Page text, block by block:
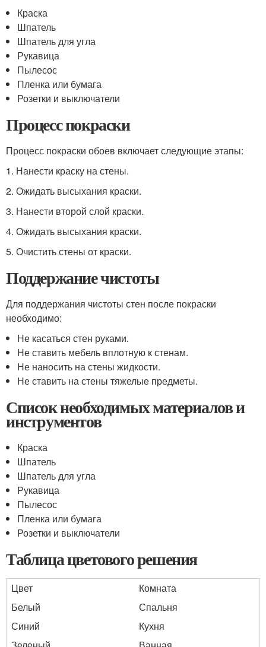
Краска
Шпатель
Шпатель для угла
Рукавица
Пылесос
Пленка или бумага
Розетки и выключатели
Процесс покраски
Процесс покраски обоев включает следующие этапы:
1. Нанести краску на стены.
2. Ожидать высыхания краски.
3. Нанести второй слой краски.
4. Ожидать высыхания краски.
5. Очистить стены от краски.
Поддержание чистоты
Для поддержания чистоты стен после покраски
необходимо:
Не касаться стен руками.
Не ставить мебель вплотную к стенам.
Не наносить на стены жидкости.
Не ставить на стены тяжелые предметы.
Список необходимых материалов и
инструментов
Краска
Шпатель
Шпатель для угла
Рукавица
Пылесос
Пленка или бумага
Розетки и выключатели
Таблица цветового решения
Цвет
Комната
Белый
Спальня
Синий
Кухня